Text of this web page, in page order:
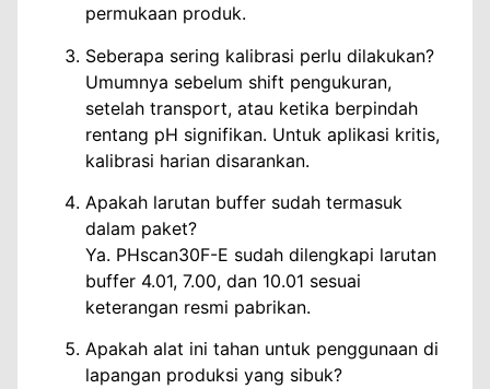
permukaan produk.
Seberapa sering kalibrasi perlu dilakukan?
Umumnya sebelum shift pengukuran,
setelah transport, atau ketika berpindah
rentang pH signifikan. Untuk aplikasi kritis,
kalibrasi harian disarankan.
Apakah larutan buffer sudah termasuk
dalam paket?
Ya. PHscan30F-E sudah dilengkapi larutan
buffer 4.01, 7.00, dan 10.01 sesuai
keterangan resmi pabrikan.
Apakah alat ini tahan untuk penggunaan di
lapangan produksi yang sibuk?